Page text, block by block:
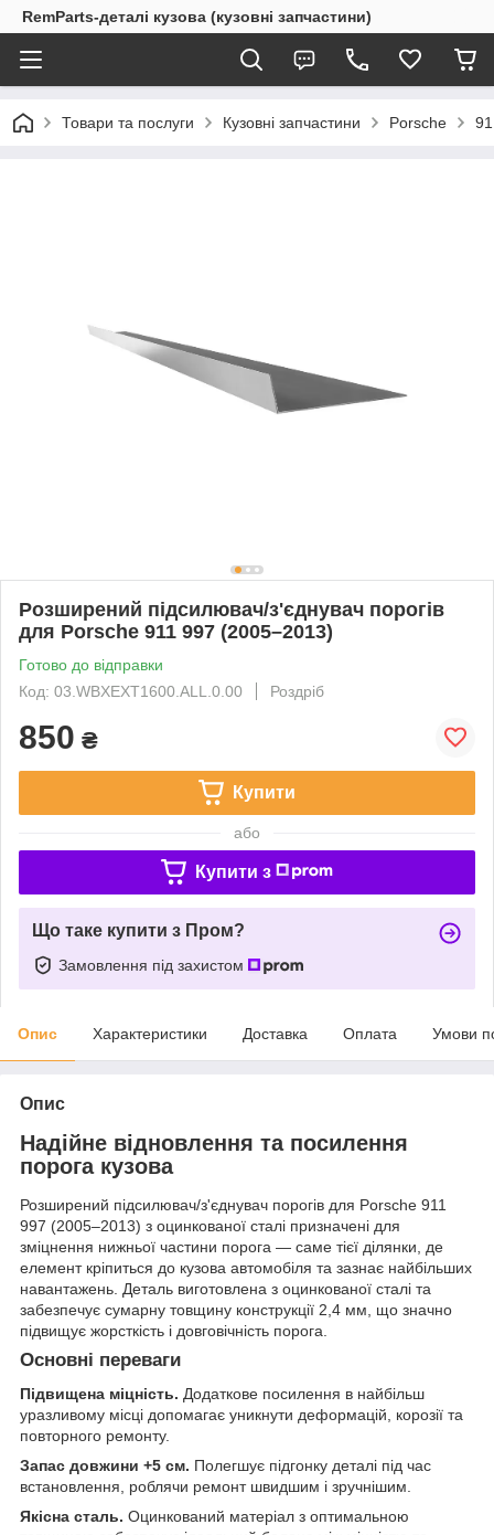
RemParts-деталі кузова (кузовні запчастини)
Товари та послуги Кузовні запчастини Porsche
Розширений підсилювач/з'єднувач порогів
для Porsche 911 997 (2005–2013)
Готово до відправки
Код: 03.WBXEXT1600.ALL.0.00
Роздріб
850 ₴
Купити
або
Купити з
Що таке купити з Пром?
Замовлення під захистом
Опис Характеристики Доставка Оплата Умови
Опис
Надійне відновлення та посилення
порога кузова
Розширений підсилювач/з'єднувач порогів для Porsche 911
997 (2005–2013) з оцинкованої сталі призначені для
зміцнення нижньої частини порога — саме тієї ділянки, де
елемент кріпиться до кузова автомобіля та зазнає найбільших
навантажень. Деталь виготовлена з оцинкованої сталі та
забезпечує сумарну товщину конструкції 2,4 мм, що значно
підвищує жорсткість і довговічність порога.
Основні переваги
Підвищена міцність. Додаткове посилення в найбільш
уразливому місці допомагає уникнути деформацій, корозії та
повторного ремонту.
Запас довжини +5 см. Полегшує підгонку деталі під час
встановлення, роблячи ремонт швидшим і зручнішим.
Якісна сталь. Оцинкований матеріал з оптимальною